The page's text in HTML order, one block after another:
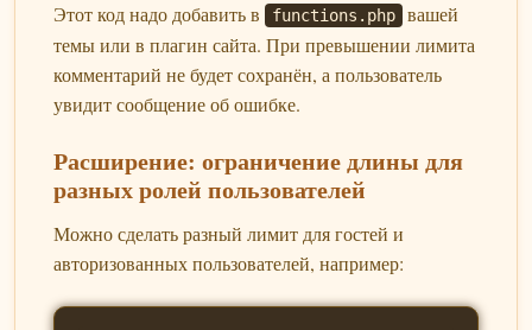
Этот код надо добавить в functions.php вашей
темы или в плагин сайта. При превышении лимита
комментарий не будет сохранён, а пользователь
увидит сообщение об ошибке.
Расширение: ограничение длины для
разных ролей пользователей
Можно сделать разный лимит для гостей и
авторизованных пользователей, например: